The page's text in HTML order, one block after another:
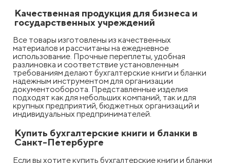
Качественная продукция для бизнеса и
государственных учреждений
Все товары изготовлены из качественных
материалов и рассчитаны на ежедневное
использование. Прочные переплеты, удобная
разлиновка и соответствие установленным
требованиям делают бухгалтерские книги и бланки
надежным инструментом для организации
документооборота. Представленные изделия
подходят как для небольших компаний, так и для
крупных предприятий, бюджетных организаций и
индивидуальных предпринимателей.
Купить бухгалтерские книги и бланки в
Санкт-Петербурге
Если вы хотите купить бухгалтерские книги и бланки